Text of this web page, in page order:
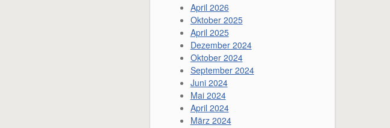
April 2026
Oktober 2025
April 2025
Dezember 2024
Oktober 2024
September 2024
Juni 2024
Mai 2024
April 2024
März 2024